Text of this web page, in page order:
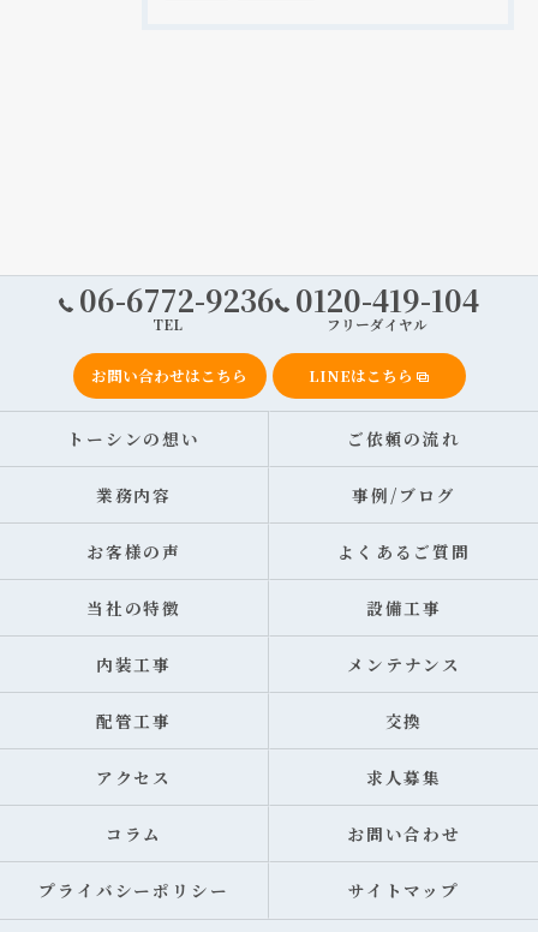
06-6772-9236
TEL
0120-419-104
フリーダイヤル
お問い合わせはこちら LINEはこちら
トーシンの想い ご依頼の流れ
業務内容 事例/ブログ
お客様の声 よくあるご質問
当社の特徴 設備工事
内装工事 メンテナンス
配管工事 交換
アクセス 求人募集
コラム お問い合わせ
プライバシーポリシー サイトマップ